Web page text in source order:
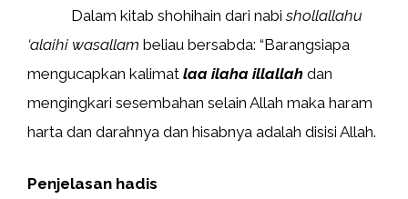
Dalam kitab shohihain dari nabishollallahu
‘alaihi wasallam beliau bersabda: “Barangsiapa
mengucapkan kalimat laa ilaha illallah dan
mengingkari sesembahan selain Allah maka haram
harta dan darahnya dan hisabnya adalah disisi Allah.
Penjelasan hadis